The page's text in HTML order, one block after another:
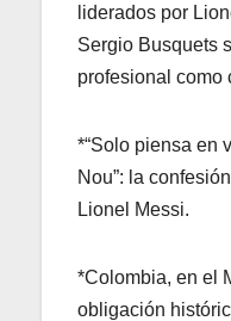
liderados por
Sergio Busquets
profesional como
*“Solo piensa en
Nou”: la
Lionel Messi.
*Colombia, en el
obligación